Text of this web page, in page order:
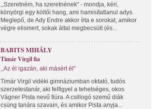
,,Szeretném, ha szeretnének" - mondja, kéri,
könyörgi egy költői hang, ami hamisítatlanul adys.
Meglepő, de Ady Endre akkor írta e sorokat, amikor
végre elismert, sokak által megbecsült (és...
BABITS MIHÁLY
Timár Virgil fia
,,Az él igazán, aki másért él"
Timár Virgil vidéki gimnáziumban oktató, tudós
szerzetestanár, aki felfigyel a tehetséges, okos
Vágner Pista nevű fiúra. A csillogó szemű diák
csüng tanára szavain, és amikor Pista anyja...